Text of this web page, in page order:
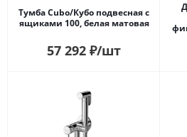
Тумба Cubo/Кубо подвесная с
ящиками 100, белая матовая
57 292 ₽/шт